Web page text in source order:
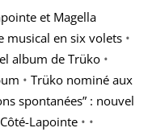
et Magella
musical en six volets •
album de Trüko •
• Trüko nominé aux
spontanées” : nouvel
Lapointe • •